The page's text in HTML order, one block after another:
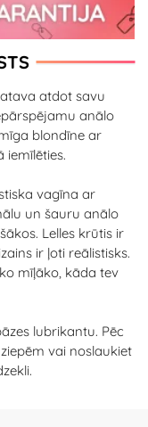
atdot savu
anālo
blondīne ar
iemīlēties.
vagīna ar
un šauru anālo
Lelles krūtis ir
ir ļoti reālistisks.
mīļāko, kāda tev
lubrikantu. Pēc
vai noslaukiet